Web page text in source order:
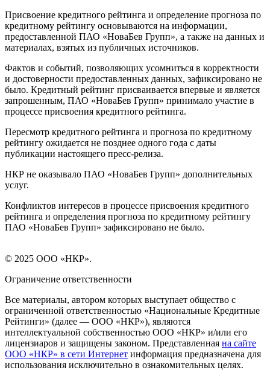
Присвоение кредитного рейтинга и определение прогноза по
кредитному рейтингу основываются на информации,
предоставленной ПАО «НоваБев Групп», а также на данных и
материалах, взятых из публичных источников.
Фактов и событий, позволяющих усомниться в корректности
и достоверности предоставленных данных, зафиксировано не
было. Кредитный рейтинг присваивается впервые и является
запрошенным, ПАО «НоваБев Групп» принимало участие в
процессе присвоения кредитного рейтинга.
Пересмотр кредитного рейтинга и прогноза по кредитному
рейтингу ожидается не позднее одного года с даты
публикации настоящего пресс-релиза.
НКР не оказывало ПАО «НоваБев Групп» дополнительных
услуг.
Конфликтов интересов в процессе присвоения кредитного
рейтинга и определения прогноза по кредитному рейтингу
ПАО «НоваБев Групп» зафиксировано не было.
© 2025 ООО «НКР».
Ограничение ответственности
Все материалы, автором которых выступает общество с
ограниченной ответственностью «Национальные Кредитные
Рейтинги» (далее — ООО «НКР»), являются
интеллектуальной собственностью ООО «НКР» и/или его
лицензиаров и защищены законом. Представленная на сайте
ООО «НКР» в сети Интернет информация предназначена для
использования исключительно в ознакомительных целях.